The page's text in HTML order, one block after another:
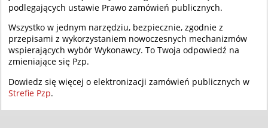
podlegających ustawie Prawo zamówień publicznych.
Wszystko w jednym narzędziu, bezpiecznie, zgodnie z
przepisami z wykorzystaniem nowoczesnych mechanizmów
wspierających wybór Wykonawcy. To Twoja odpowiedź na
zmieniające się Pzp.
Dowiedz się więcej o elektronizacji zamówień publicznych w
Strefie Pzp.